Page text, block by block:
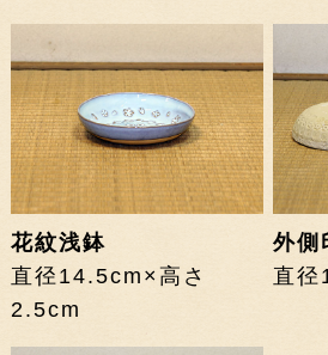
花紋浅鉢
直径14.5cm×高さ
2.5cm
外側
直